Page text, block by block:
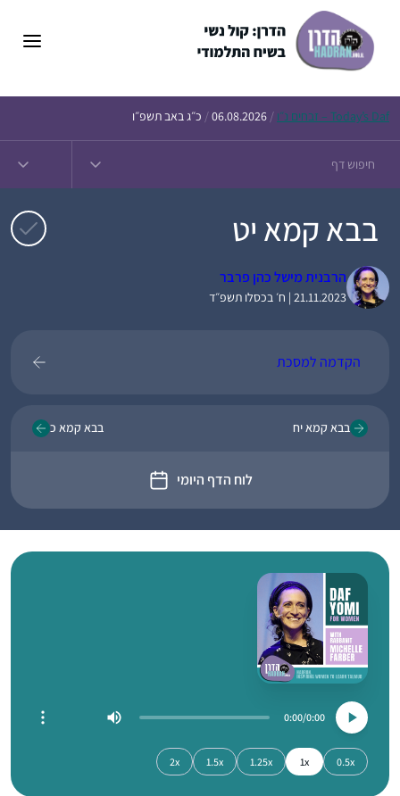
Today’s Daf – זבחים נ״ו /
06.08.2026
/ כ״ג באב תשפ״ו
בבא קמא יט
הרבנית מישל כהן פרבר
21.11.2023 | ח׳ בכסלו תשפ״ד
הקדמה למסכת
בבא קמא יח
לוח הדף היומי
בבא קמא כ
0:00
0:00
0.5x
1x
1.25x
1.5x
2x